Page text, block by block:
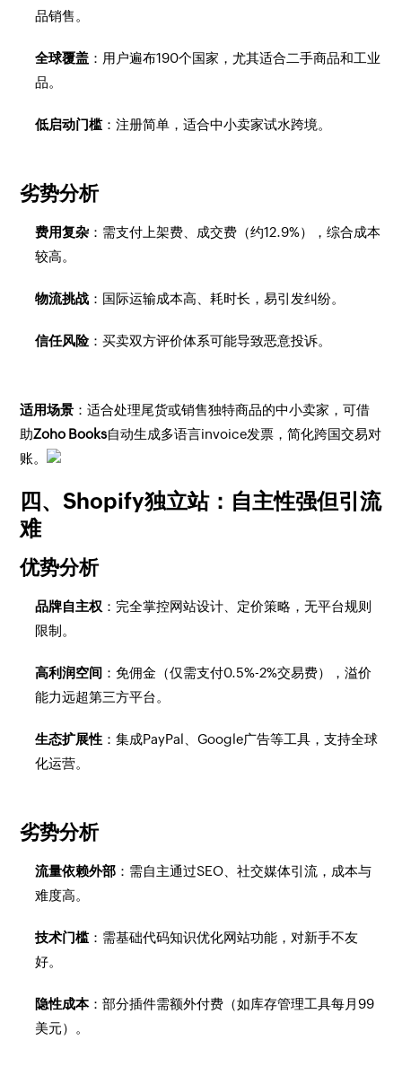
品销售。
全球覆盖 ：用户遍布190个国家，尤其适合二手商品和工业
品。
低启动门槛：注册简单，适合中小卖家试水跨境。
劣势分析
费用复杂：需支付上架费、成交费（约12.9%），综合成本
较高。
物流挑战 ：国际运输成本高、耗时长，易引发纠纷。
信任风险：买卖双方评价体系可能导致恶意投诉。
适用场景 ：适合处理尾货或销售独特商品的中小卖家，可借
助Zoho Books自动生成多语言invoice发票，简化跨国交易对
账。
四、Shopify独立站：自主性强但引流
难
优势分析
品牌自主权 ：完全掌控网站设计、定价策略，无平台规则
限制。
高利润空间 ：免佣金（仅需支付0.5%-2%交易费），溢价
能力远超第三方平台。
生态扩展性 ：集成PayPal、Google广告等工具，支持全球
化运营。
劣势分析
流量依赖外部 ：需自主通过SEO、社交媒体引流，成本与
难度高。
技术门槛：需基础代码知识优化网站功能，对新手不友
好。
隐性成本：部分插件需额外付费（如库存管理工具每月99
美元）。